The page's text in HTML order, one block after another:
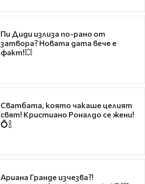
Пи Диди излиза по-рано от
затвора? Новата дата вече е
факт!💥
Сватбата, която чакаше целият
свят! Кристиано Роналдо се жени!
💍🍾
Ариана Гранде изчезва?!